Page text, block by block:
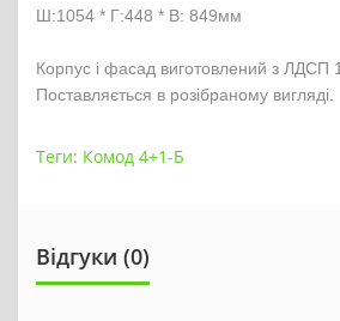
Ш:1054 * Г:448 * В: 849мм
Корпус і фасад виготовлений з ЛДСП
Поставляється в розібраному вигляді.
Теги: Комод 4+1-Б
Відгуки (0)